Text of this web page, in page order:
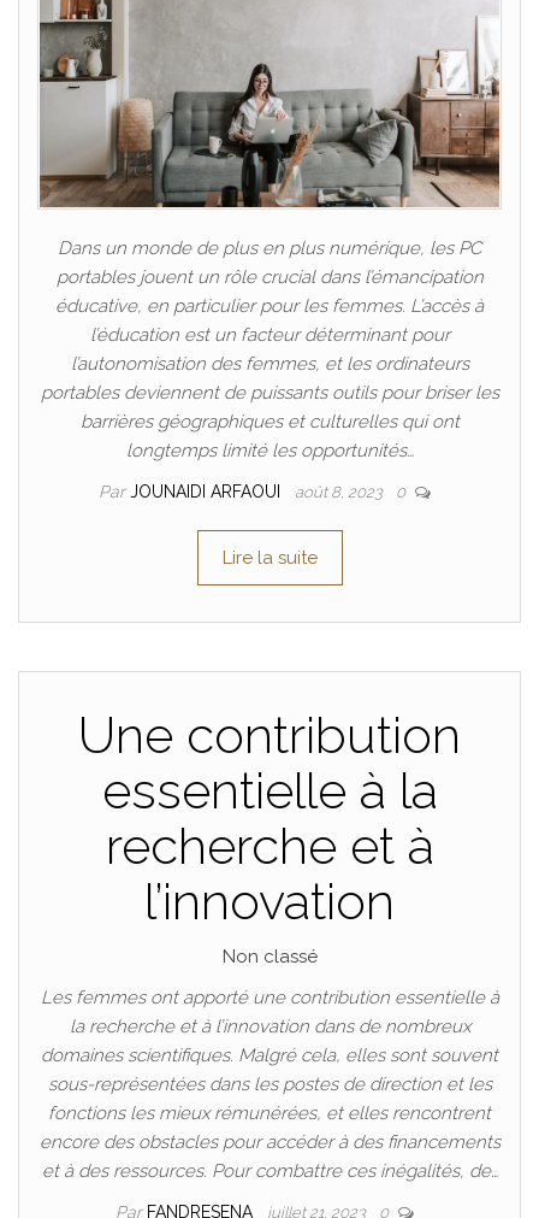
Dans un monde de plus en plus numérique, les PC
portables jouent un rôle crucial dans l’émancipation
éducative, en particulier pour les femmes. L’accès à
l’éducation est un facteur déterminant pour
l’autonomisation des femmes, et les ordinateurs
portables deviennent de puissants outils pour briser les
barrières géographiques et culturelles qui ont
longtemps limité les opportunités…
ParJOUNAIDI ARFAOUI août 8, 2023 0
Lire la suite
Une contribution
essentielle à la
recherche et à
l’innovation
Non classé
Les femmes ont apporté une contribution essentielle à
la recherche et à l’innovation dans de nombreux
domaines scientifiques. Malgré cela, elles sont souvent
sous-représentées dans les postes de direction et les
fonctions les mieux rémunérées, et elles rencontrent
encore des obstacles pour accéder à des financements
et à des ressources. Pour combattre ces inégalités, de…
Par FANDRESENA juillet 21, 2023 0